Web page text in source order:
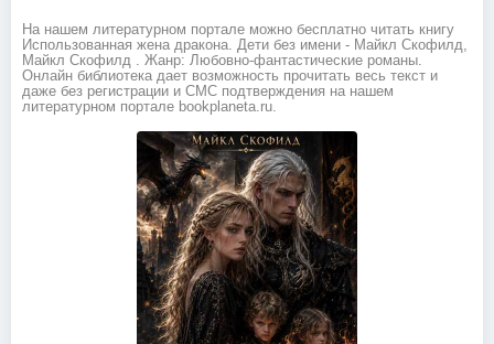
На нашем литературном портале можно бесплатно читать книгу
Использованная жена дракона. Дети без имени - Майкл Скофилд,
Майкл Скофилд . Жанр: Любовно-фантастические романы.
Онлайн библиотека дает возможность прочитать весь текст и
даже без регистрации и СМС подтверждения на нашем
литературном портале bookplaneta.ru.